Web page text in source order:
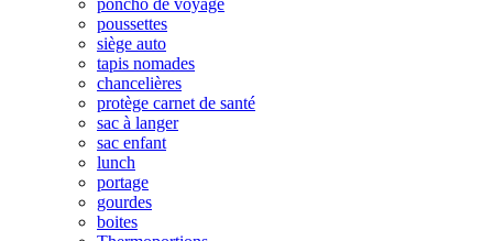
poncho de voyage
poussettes
siège auto
tapis nomades
chancelières
protège carnet de santé
sac à langer
sac enfant
lunch
portage
gourdes
boites